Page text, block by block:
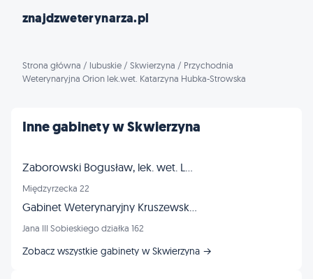
znajdzweterynarza.pl
Strona główna / lubuskie / Skwierzyna / Przychodnia
Weterynaryjna Orion lek.wet. Katarzyna Hubka-Strowska
Inne gabinety w Skwierzyna
Zaborowski Bogusław, lek. wet. Lecznica dla zwierząt
Międzyrzecka 22
Gabinet Weterynaryjny Kruszewski Piotr
Jana III Sobieskiego działka 162
Zobacz wszystkie gabinety w Skwierzyna →